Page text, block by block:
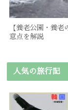
【養老公園・養
意点を解説
人気の旅行記